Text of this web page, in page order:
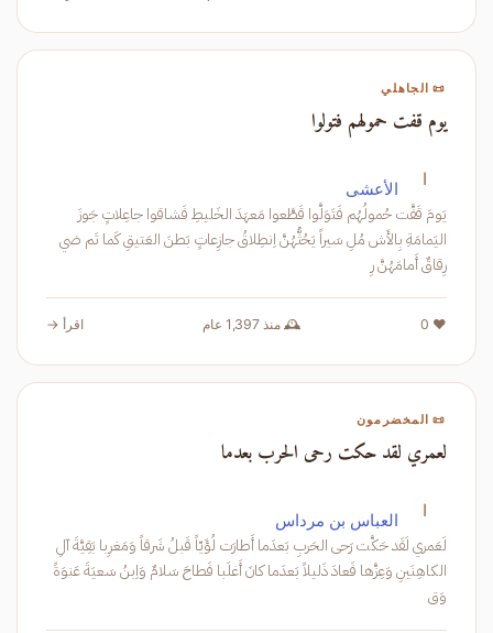
📜 الجاهلي
يوم قفت حمولهم فتولوا
ا الأعشى
يَومَ قَفَّت حُمولُهُم فَتَوَلَّوا قَطَّعوا مَعهَدَ الخَليطِ فَشاقوا جاعِلاتٍ جَوزَ
اليَمامَةِ بِالأَش مُلِ سَيراً يَحُثُّهُنَّ اِنطِلاقُ جازِعاتٍ بَطنَ العَتيقِ كَما تَم ضي
رِقاقٌ أَمامَهُنَّ رِ
❤️ 0 🕰️ منذ 1,397 عام اقرأ →
📜 المخضرمون
لعمري لقد حكت رحى الحرب بعدما
ا العباس بن مرداس
لَعَمري لَقَد حَكَّت رَحى الحَربِ بَعدَما أَطارَت لُؤَيّاً قَبلُ شَرقاً وَمَغرِبا بَقِيَّةَ آلِ
الكاهِنَينِ وَعِزَّها فَعادَ ذَليلاً بَعدَما كانَ أَغلَبا فَطاحَ سَلامٌ وَاِبنُ سَعيَةَ عَنوَةً
وَق